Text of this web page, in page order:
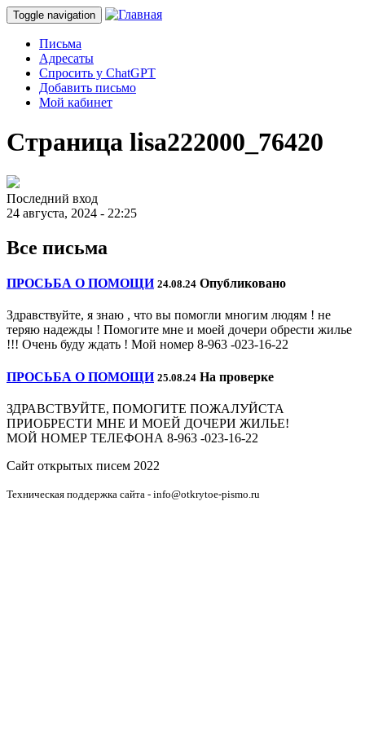
Toggle navigation
Письма
Адресаты
Спросить у ChatGPT
Добавить письмо
Мой кабинет
Страница lisa222000_76420
Последний вход
24 августа, 2024 - 22:25
Все письма
ПРОСЬБА О ПОМОЩИ 24.08.24 Опубликовано
Здравствуйте, я знаю , что вы помогли многим людям ! не
теряю надежды ! Помогите мне и моей дочери обрести жилье
!!! Очень буду ждать ! Мой номер 8-963 -023-16-22
ПРОСЬБА О ПОМОЩИ 25.08.24 На проверке
ЗДРАВСТВУЙТЕ, ПОМОГИТЕ ПОЖАЛУЙСТА
ПРИОБРЕСТИ МНЕ И МОЕЙ ДОЧЕРИ ЖИЛЬЕ!
МОЙ НОМЕР ТЕЛЕФОНА 8-963 -023-16-22
Сайт открытых писем 2022
Техническая поддержка сайта - info@otkrytoe-pismo.ru